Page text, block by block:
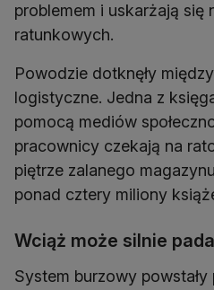
problemem i uskarżają się
ratunkowych.
Powodzie dotknęły
logistyczne. Jedna z
pomocą mediów
pracownicy czekają na
piętrze zalanego
ponad cztery miliony
Wciąż może silnie
System burzowy